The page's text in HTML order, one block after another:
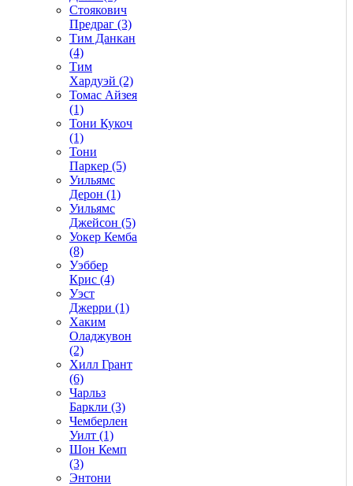
Стоякович
Предраг (3)
Тим Данкан
(4)
Тим
Хардуэй (2)
Томас Айзея
(1)
Тони Кукоч
(1)
Тони
Паркер (5)
Уильямс
Дерон (1)
Уильямс
Джейсон (5)
Уокер Кемба
(8)
Уэббер
Крис (4)
Уэст
Джерри (1)
Хаким
Оладжувон
(2)
Хилл Грант
(6)
Чарльз
Баркли (3)
Чемберлен
Уилт (1)
Шон Кемп
(3)
Энтони